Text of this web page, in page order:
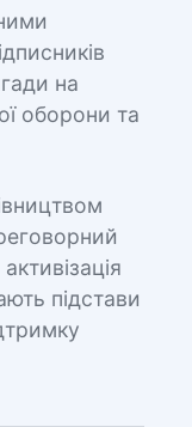
на
оборони та
підстави